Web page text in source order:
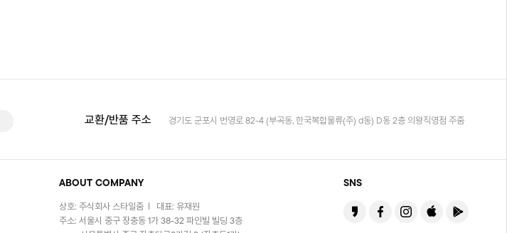
교환/반품 주소 경기도 군포시 번영로 82-4 (부곡동, 한국복합물류(주) d동) D동 2층 의왕직영점 주줌
ABOUT COMPANY
상호: 주식회사 스타일줌
대표: 유재원
주소: 서울시 중구 장충동 1가 38-32 파인빌 빌딩 3층
SNS